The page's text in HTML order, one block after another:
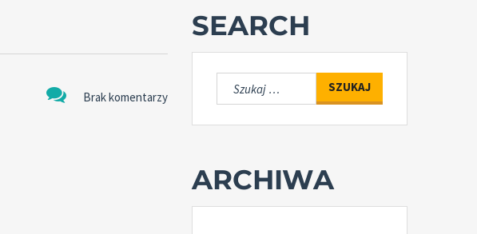
Brak komentarzy
SEARCH
Szukaj:
ARCHIWA